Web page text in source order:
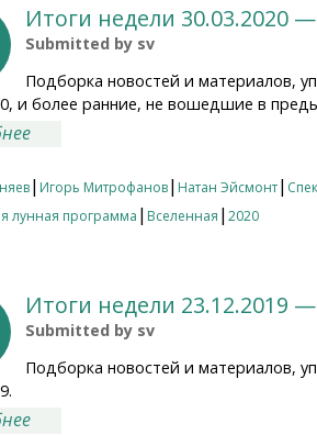
Итоги недели 30.03.2020
Submitted by sv
Подборка новостей и материалов,
и более ранние, не вошедшие в
| Игорь Митрофанов| Натан Эйсмонт|
лунная программа | Вселенная | 2020
Итоги недели 23.12.2019 —
Submitted by sv
Подборка новостей и материалов,